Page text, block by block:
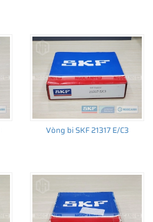
Vòng bi SKF 21317 E/C3